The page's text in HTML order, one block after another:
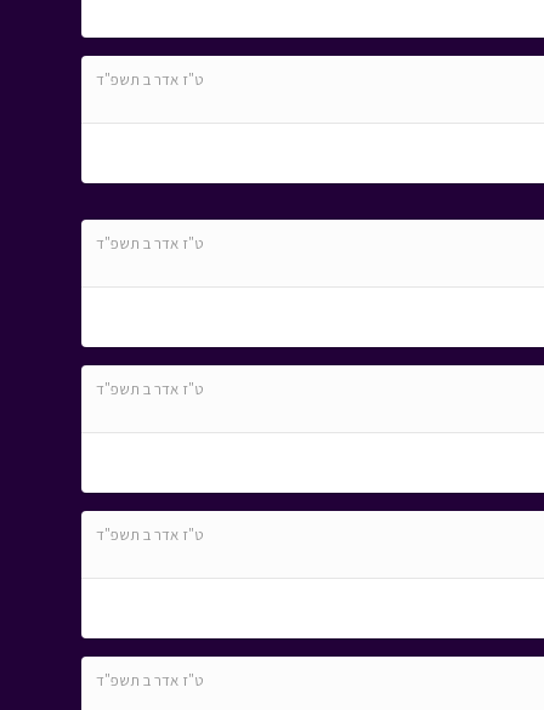
ט"ז אדר ב תשפ"ד
ט"ז אדר ב תשפ"ד
ט"ז אדר ב תשפ"ד
ט"ז אדר ב תשפ"ד
ט"ז אדר ב תשפ"ד